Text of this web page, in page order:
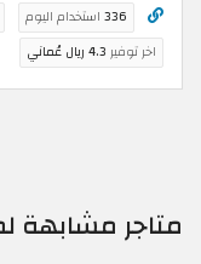
336 استخدام اليوم
اخر توفير 4.3 ريال عُماني
متاجر مشابهة